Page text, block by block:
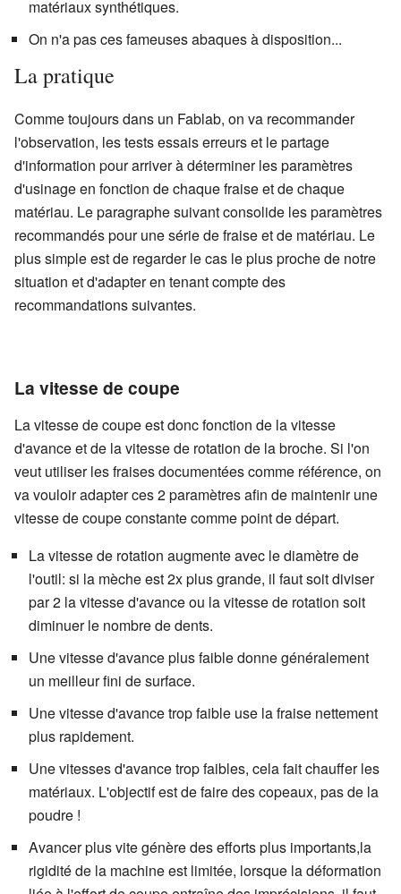
matériaux synthétiques.
On n'a pas ces fameuses abaques à disposition...
La pratique
Comme toujours dans un Fablab, on va recommander
l'observation, les tests essais erreurs et le partage
d'information pour arriver à déterminer les paramètres
d'usinage en fonction de chaque fraise et de chaque
matériau. Le paragraphe suivant consolide les paramètres
recommandés pour une série de fraise et de matériau. Le
plus simple est de regarder le cas le plus proche de notre
situation et d'adapter en tenant compte des
recommandations suivantes.
La vitesse de coupe
La vitesse de coupe est donc fonction de la vitesse
d'avance et de la vitesse de rotation de la broche. Si l'on
veut utiliser les fraises documentées comme référence, on
va vouloir adapter ces 2 paramètres afin de maintenir une
vitesse de coupe constante comme point de départ.
La vitesse de rotation augmente avec le diamètre de
l'outil: si la mèche est 2x plus grande, il faut soit diviser
par 2 la vitesse d'avance ou la vitesse de rotation soit
diminuer le nombre de dents.
Une vitesse d'avance plus faible donne généralement
un meilleur fini de surface.
Une vitesse d'avance trop faible use la fraise nettement
plus rapidement.
Une vitesses d'avance trop faibles, cela fait chauffer les
matériaux. L'objectif est de faire des copeaux, pas de la
poudre !
Avancer plus vite génère des efforts plus importants,la
rigidité de la machine est limitée, lorsque la déformation